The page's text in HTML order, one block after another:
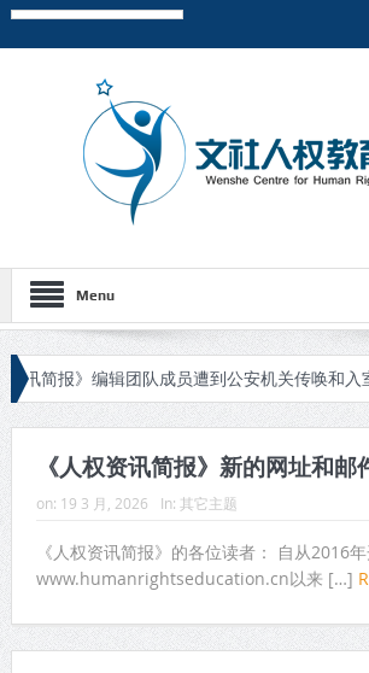
Menu
报》编辑团队成员遭到公安机关传唤和入室搜
庭审
《人权资讯简报》新的网址和邮
on: 19 3 月, 2026 In: 其它主题
《人权资讯简报》的各位读者： 自从2016
www.humanrightseducation.cn以来 […]